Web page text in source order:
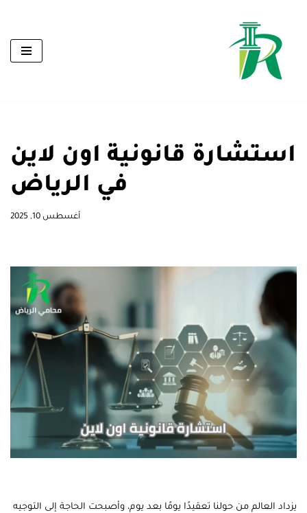
تخطى
المحتوى
استشارة قانونية اون لاين
في الرياض
أغسطس 10, 2025
يزداد العالم من حولنا تعقيدًا يومًا بعد يوم، وأصبحت الحاجة إلى التوجيه